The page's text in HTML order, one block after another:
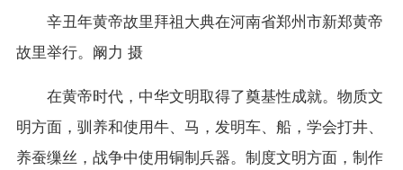
辛丑年黄帝故里拜祖大典在河南省郑州市新郑黄帝
故里举行。阚力 摄
在黄帝时代，中华文明取得了奠基性成就。物质文
明方面，驯养和使用牛、马，发明车、船，学会打井、
养蚕缫丝，战争中使用铜制兵器。制度文明方面，制作